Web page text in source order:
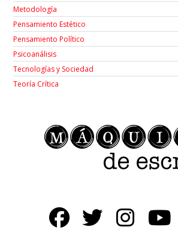
Metodología
Pensamiento Estético
Pensamiento Político
Psicoanálisis
Tecnologías y Sociedad
Teoría Crítica